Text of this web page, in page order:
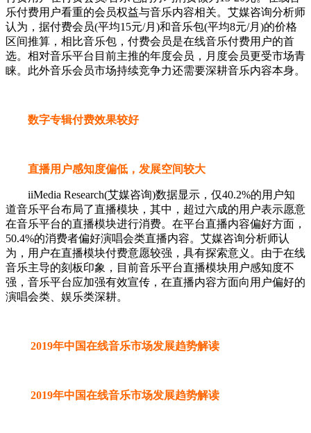
乐付费用户看重的会员权益与音乐内容相关。艾媒咨询分析师
认为，据付费会员(平均15元/月)和音乐包(平均8元/月)的价格
区间推算，相比音乐包，付费会员是在线音乐付费用户的首
选。相对音乐平台目前主推的年度会员，月度会员更受市场青
睐。此外音乐会员市场持续竞争力还需要深耕音乐内容本身。
数字专辑付费效果较好
直播用户感知度偏低，发展空间较大
iiMedia Research(艾媒咨询)数据显示，仅40.2%的用户知
道音乐平台布局了直播模块，其中，超过六成的用户表示愿意
在音乐平台的直播模块进行消费。在平台直播内容偏好方面，
50.4%的消费者偏好演唱会类直播内容。艾媒咨询分析师认
为，用户在直播模块付费意愿较强，具有探索意义。由于在线
音乐主导的刻板印象，目前音乐平台直播模块用户感知度不
强，音乐平台应加强有效宣传，在直播内容方面向用户偏好的
演唱会类、娱乐类深耕。
2019年中国在线音乐市场发展趋势解读
2019年中国在线音乐市场发展趋势解读